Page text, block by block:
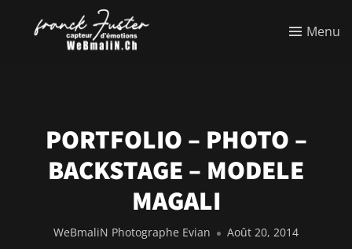
Menu
PORTFOLIO – PHOTO –
BACKSTAGE – MODELE
MAGALI
WeBmaliN Photographe Evian Août 20, 2014